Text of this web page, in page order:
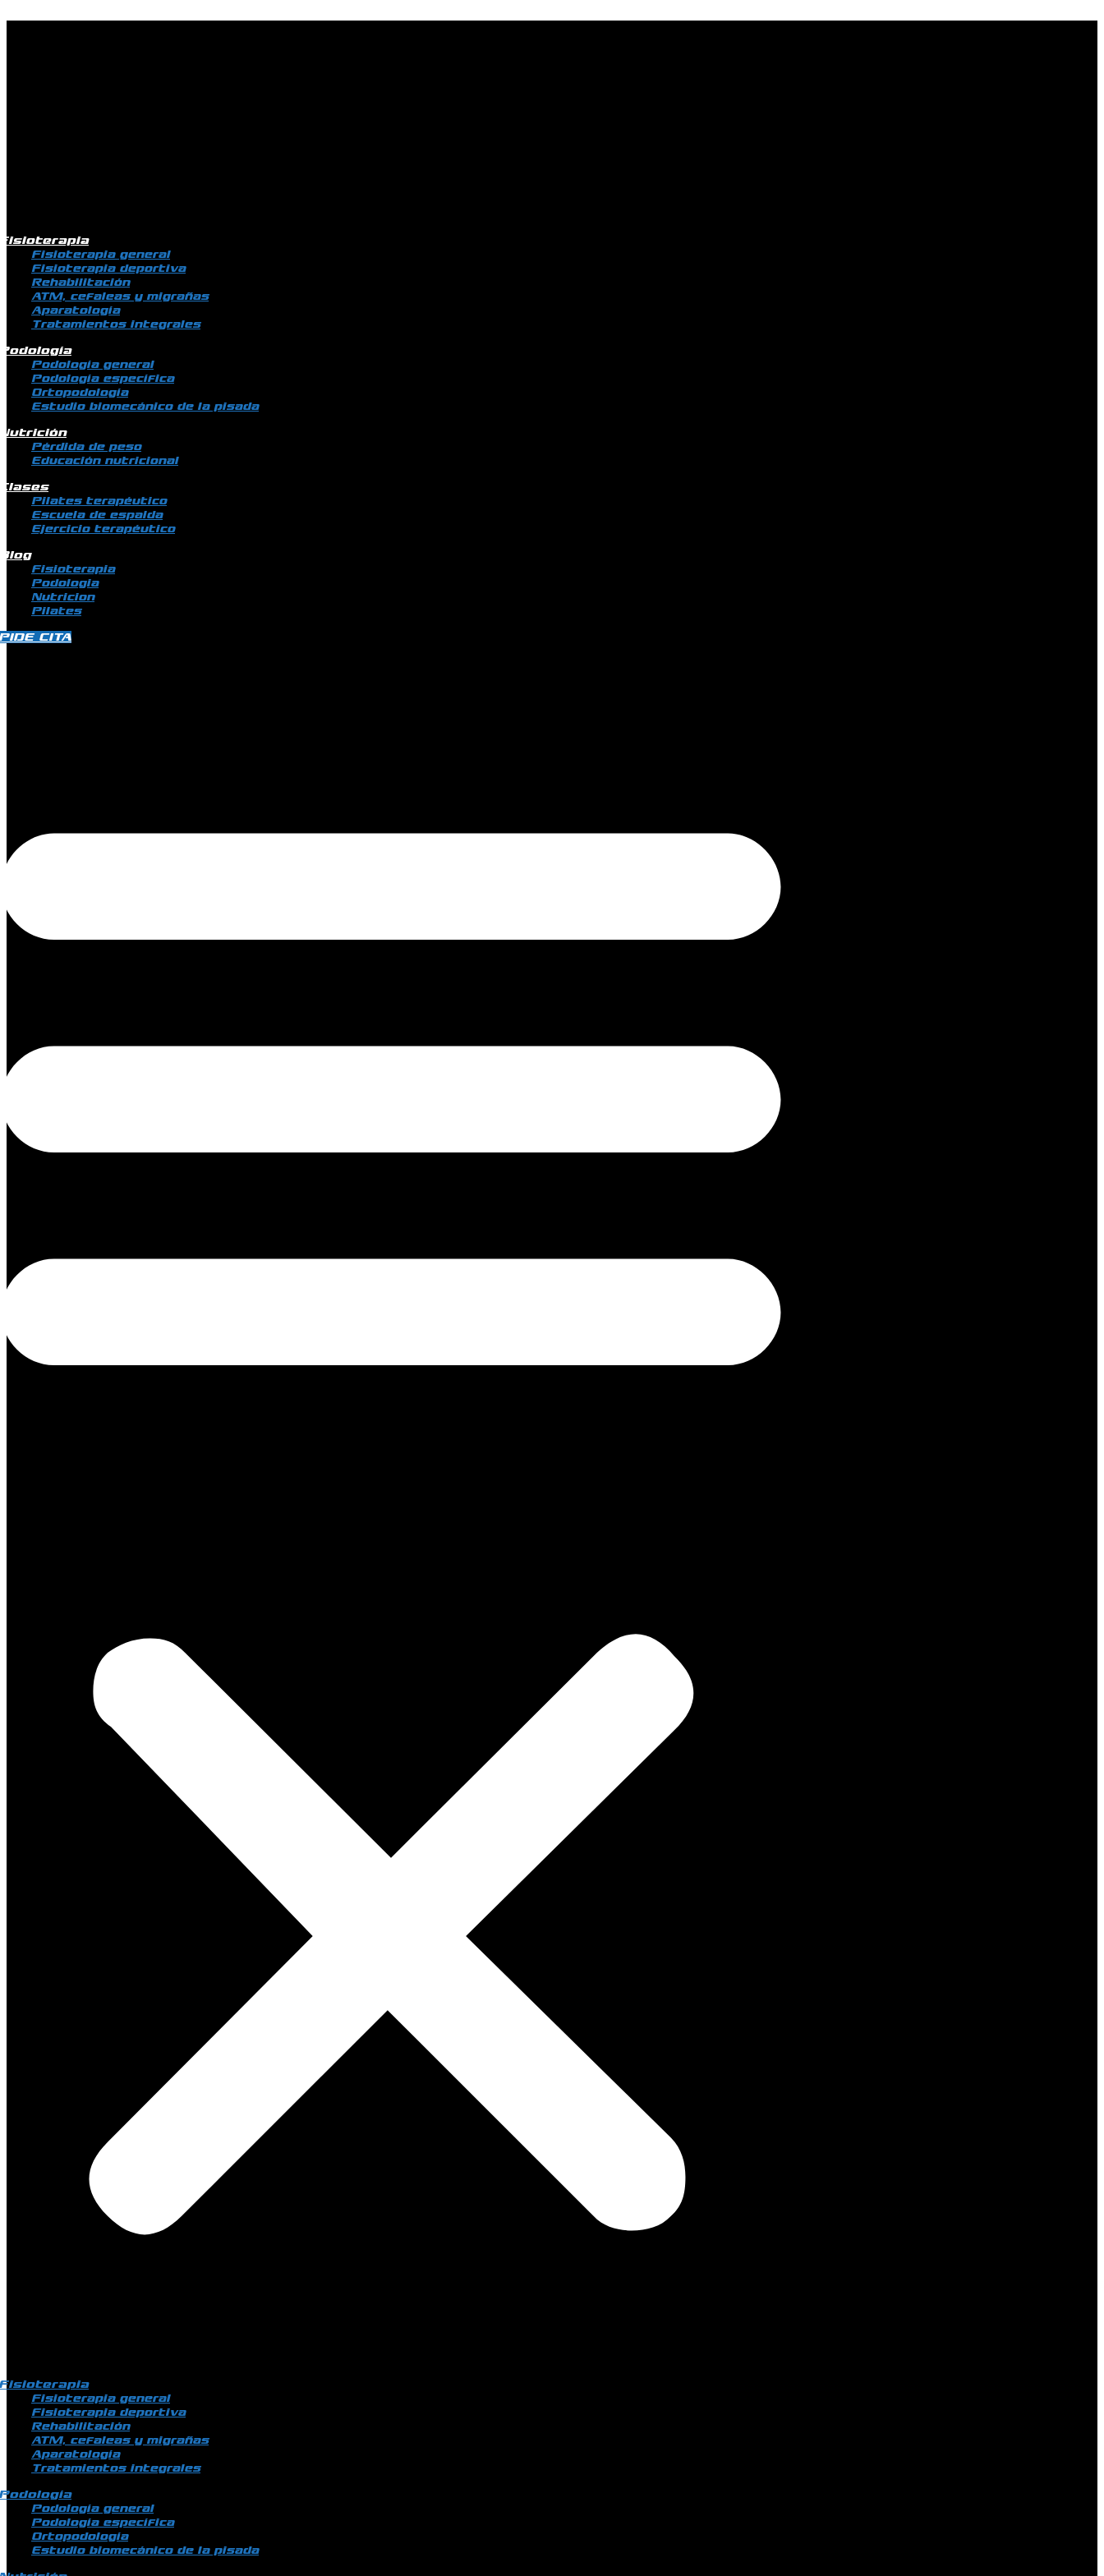
Fisioterapia general
Fisioterapia deportiva
Rehabilitación
ATM, cefaleas y migrañas
Aparatología
Tratamientos integrales
Podología general
Podología específica
Ortopodología
Estudio biomecánico de la pisada
Pérdida de peso
Educación nutricional
Pilates terapéutico
Escuela de espalda
Ejercicio terapéutico
Fisioterapia
Podologia
Nutricion
Pilates
CITA
Fisioterapia general
Fisioterapia deportiva
Rehabilitación
ATM, cefaleas y migrañas
Aparatología
Tratamientos integrales
Podología general
Podología específica
Ortopodología
Estudio biomecánico de la pisada